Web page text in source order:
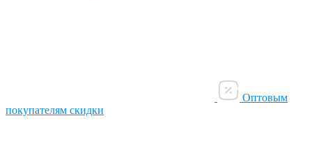
Оптовым
покупателям скидки